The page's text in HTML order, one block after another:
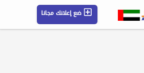
ضع إعلانك مجانا
حسابي / تسجيل